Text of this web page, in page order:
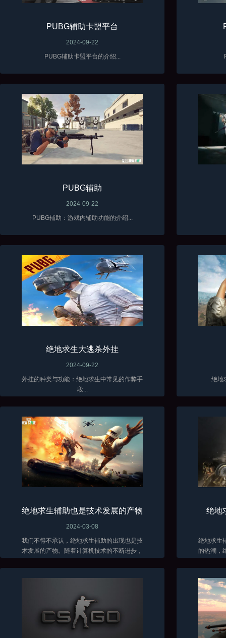
PUBG辅助卡盟平台
2024-09-22
PUBG辅助卡盟平台的介绍...
PUBG辅助
2024-09-22
PUBG辅助：游戏内辅助功能的介绍...
绝地求生大逃杀外挂
2024-09-22
外挂的种类与功能：绝地求生中常见的作弊手
段...
绝地
绝地求生辅助也是技术发展的产物
2024-03-08
我们不得不承认，绝地求生辅助的出现也是技
术发展的产物。随着计算机技术的不断进步，
绝地
绝地求生
的热潮，